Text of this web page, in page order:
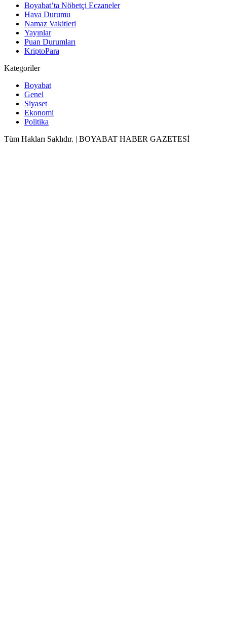
Boyabat’ta Nöbetçi Eczaneler
Hava Durumu
Namaz Vakitleri
Yayınlar
Puan Durumları
KriptoPara
Kategoriler
Boyabat
Genel
Siyaset
Ekonomi
Politika
Tüm Hakları Saklıdır. | BOYABAT HABER GAZETESİ